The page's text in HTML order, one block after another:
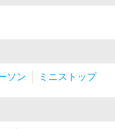
ソン ミニストップ